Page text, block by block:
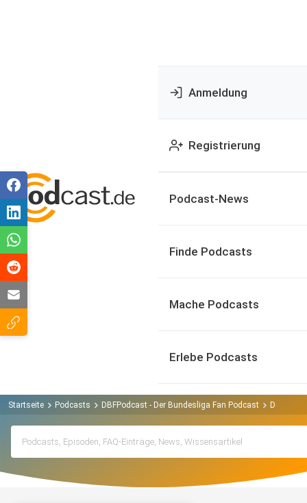
Anmeldung
Registrierung
Podcast-News
Finde Podcasts
Mache Podcasts
Erlebe Podcasts
Startseite Podcasts DBFPodcast - Der Bundesliga Fan Podcast Das DBF